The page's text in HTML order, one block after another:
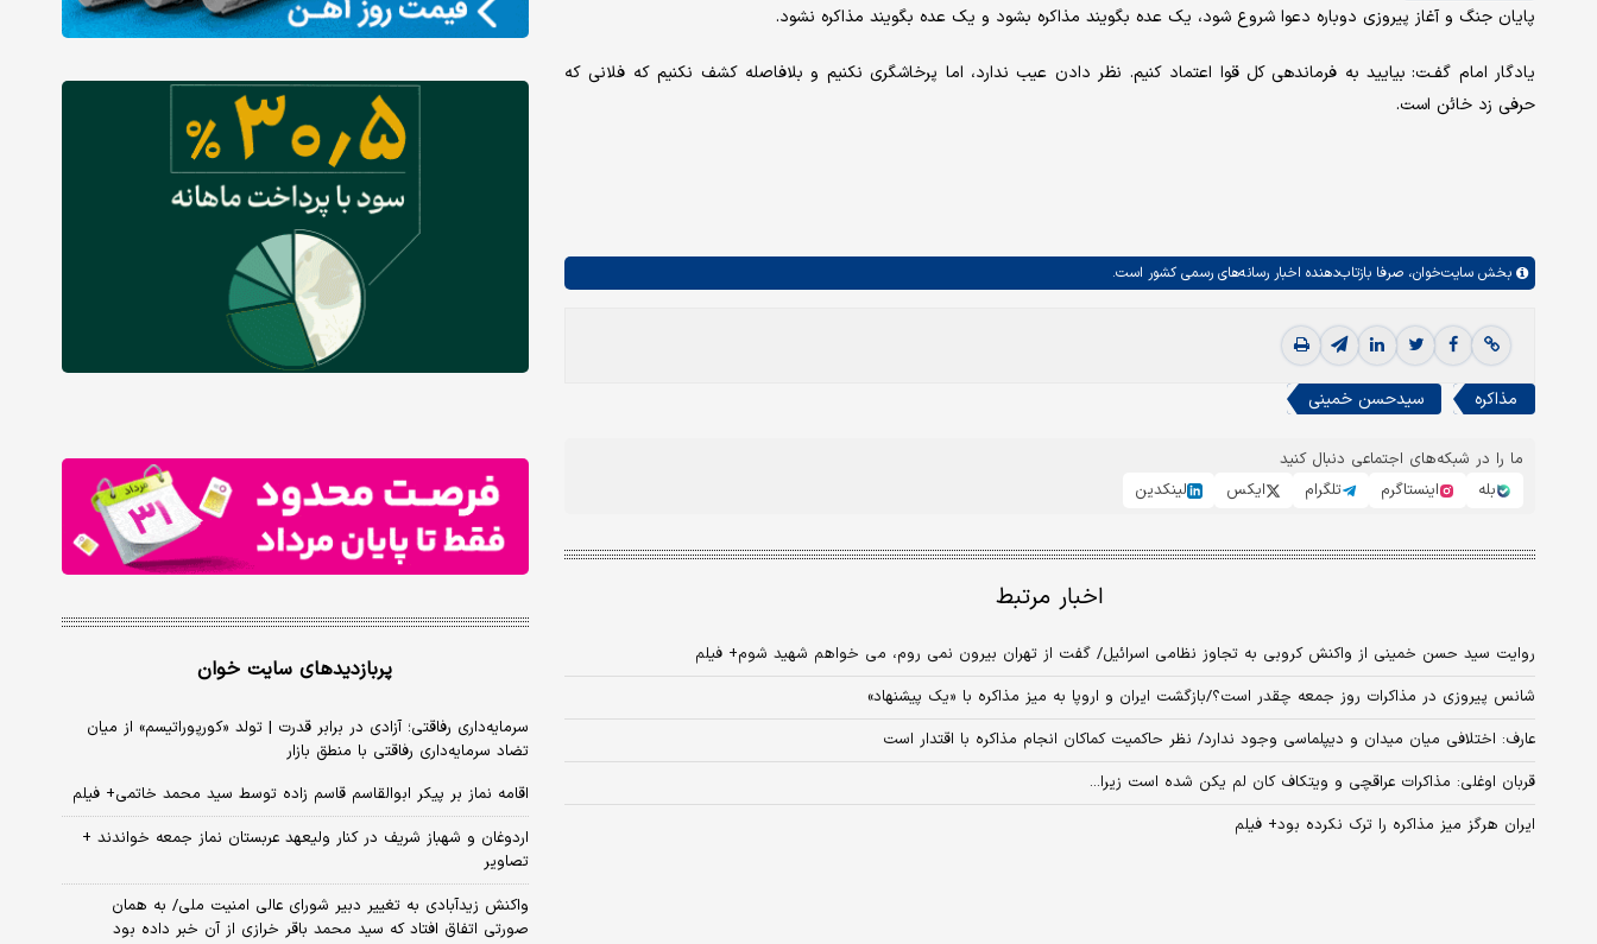
پایان جنگ و آغاز پیروزی دوباره دعوا شروع شود، یک عده بگویند مذاکره بشود و یک عده بگویند مذاکره نشود.
یادگار امام گفـت: بیایید به فرماندهی کل قوا اعتماد کنیم. نظر دادن عیب ندارد، اما پرخاشگری نکنیم و بلافاصله کشف نکنیم که فلانی که
حرفی زد خائن است.
بخش سایت‌خوان، صرفا بازتاب‌دهنده اخبار رسانه‌های رسمی کشور است.
مذاکره سیدحسن خمینی
ما را در شبکه‌های اجتماعی دنبال کنید
بله
اینستاگرم تلگرام ایکس لینکدین
اخبار مرتبط
روایت سید حسن خمینی از واکنش کروبی به تجاوز نظامی اسرائیل/ گفت از تهران بیرون نمی روم، می خواهم شهید شوم+ فیلم
شانس پیروزی در مذاکرات روز جمعه چقدر است؟/بازگشت ایران و اروپا به میز مذاکره با «یک پیشنهاد»
عارف: اختلافی میان میدان و دیپلماسی وجود ندارد/ نظر حاکمیت کماکان انجام مذاکره با اقتدار است
قربان اوغلی: مذاکرات عراقچی و ویتکاف کان لم یکن شده است زیرا...
ایران هرگز میز مذاکره را ترک نکرده بود+ فیلم
پربازدیدهای سایت خوان
سرمایه‌داری رفاقتی؛ آزادی در برابر قدرت | تولد «کورپوراتیسم» از میان
تضاد سرمایه‌داری رفاقتی با منطق بازار
اقامه نماز بر پیکر ابوالقاسم قاسم زاده توسط سید محمد خاتمی+ فیلم
اردوغان و شهباز شریف در کنار ولیعهد عربستان نماز جمعه خواندند +
تصاویر
واکنش زیدآبادی به تغییر دبیر شورای عالی امنیت ملی/ به همان
صورتی اتفاق افتاد که سید محمد باقر خرازی از آن خبر داده بود